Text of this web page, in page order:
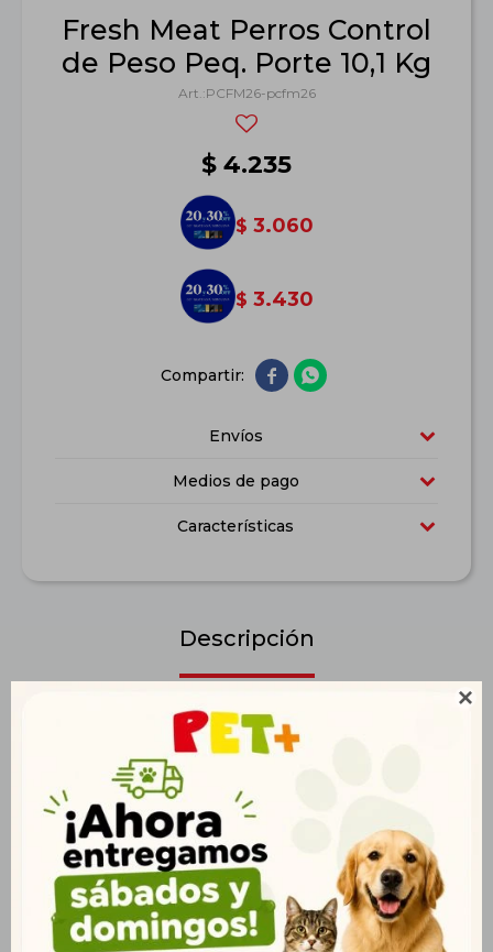

Fresh Meat Perros Control
de Peso Peq. Porte 10,1 Kg
PCFM26-pcfm26
$ 4.235
$ 3.060
$ 3.430
 
Envíos
Medios de pago
Características
Descripción
Hecho con Pollo, Calabaza y Cúrcuma. Equilíbrio de la flora
intestinal Calorías reducidas Pelaje bonita y brillante L-
Carnitina (ayuda en lo mantenimiento del peso en perros
propensos a aumentar de peso).
Productos que te pueden interesar